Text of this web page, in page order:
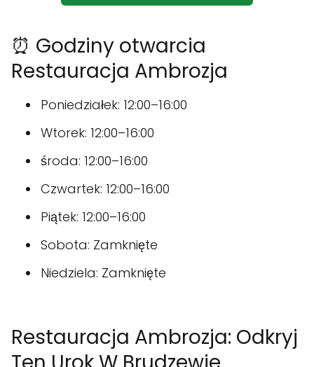
⏰ Godziny otwarcia
Restauracja Ambrozja
Poniedziałek: 12:00–16:00
Wtorek: 12:00–16:00
środa: 12:00–16:00
Czwartek: 12:00–16:00
Piątek: 12:00–16:00
Sobota: Zamknięte
Niedziela: Zamknięte
Restauracja Ambrozja: Odkryj